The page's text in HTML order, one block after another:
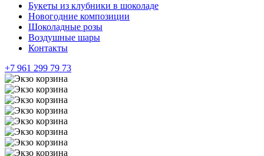
Букеты из клубники в шоколаде
Новогодние композиции
Шоколадные розы
Воздушные шары
Контакты
+7 961 299 79 73